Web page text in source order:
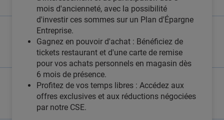
mois d'ancienneté, avec la possibilité
d'investir ces sommes sur un Plan d'Épargne
Entreprise.
Gagnez en pouvoir d'achat : Bénéficiez de
tickets restaurant et d'une carte de remise
pour vos achats personnels en magasin dès
6 mois de présence.
Profitez de vos temps libres : Accédez aux
offres exclusives et aux réductions négociées
par notre CSE.